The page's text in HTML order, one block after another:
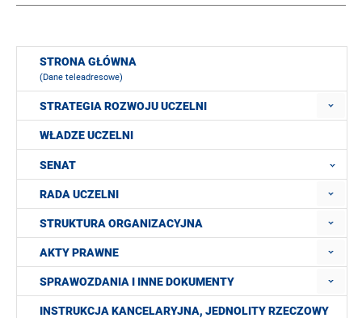
STRONA GŁÓWNA
(Dane teleadresowe)
STRATEGIA ROZWOJU UCZELNI
WŁADZE UCZELNI
SENAT
RADA UCZELNI
STRUKTURA ORGANIZACYJNA
AKTY PRAWNE
SPRAWOZDANIA I INNE DOKUMENTY
INSTRUKCJA KANCELARYJNA, JEDNOLITY RZECZOWY